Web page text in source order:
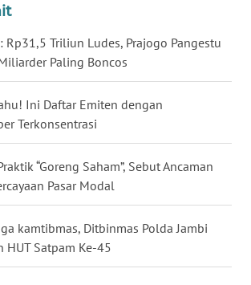
Rp31,5 Triliun Ludes, Prajogo Pangestu
Paling Boncos
Ini Daftar Emiten dengan
Terkonsentrasi
“Goreng Saham”, Sebut Ancaman
Pasar Modal
kamtibmas, Ditbinmas Polda Jambi
HUT Satpam Ke-45